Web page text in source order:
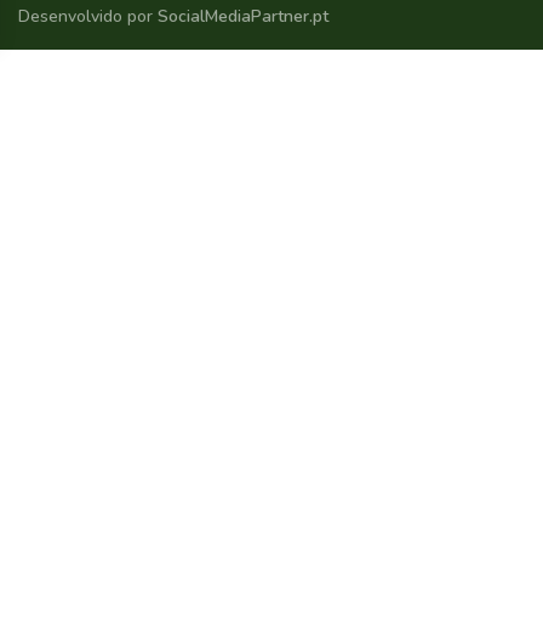
Desenvolvido por SocialMediaPartner.pt